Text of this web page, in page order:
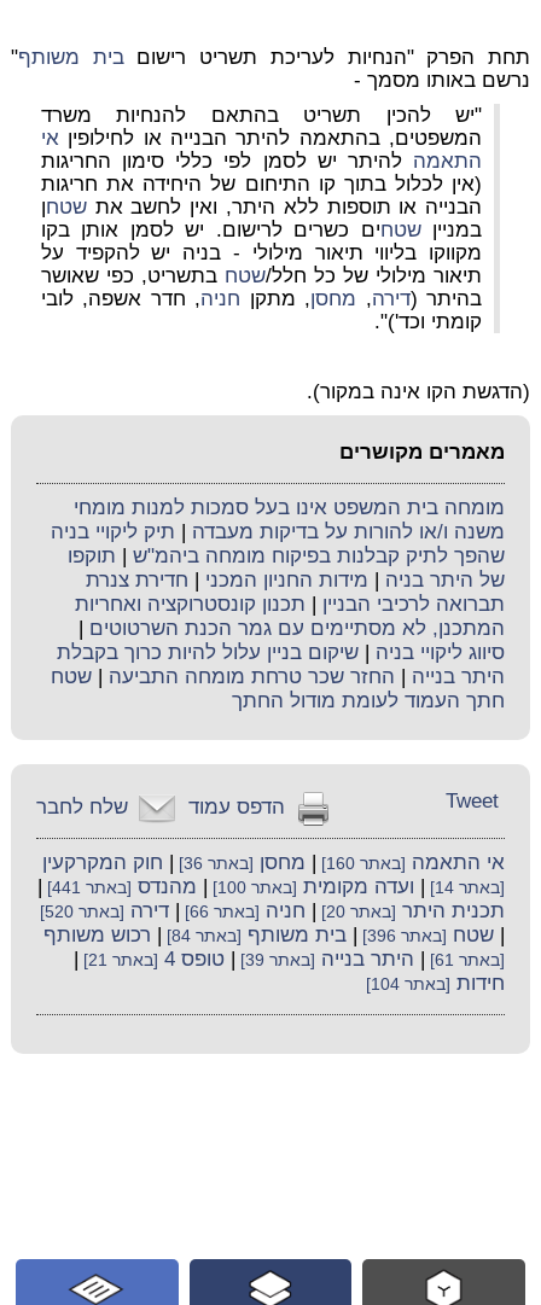
תחת הפרק "הנחיות לעריכת תשריט רישוםבית משותף"
נרשם באותו מסמך -
"יש להכין תשריט בהתאם להנחיות משרד
המשפטים,בהתאמה להיתר הבנייה או לחילופין אי
התאמה להיתר יש לסמן לפי כללי סימון החריגות
(אין לכלול בתוך קו התיחום של היחידה את חריגות
הבנייה או תוספות ללא היתר, ואין לחשב אתשטחן
במנייןשטחים כשרים לרישום. יש לסמן אותן בקו
מקווקו בליווי תיאור מילולי - בניה יש להקפיד על
תיאור מילולי של כל חלל/שטח בתשריט, כפי שאושר
בהיתר (דירה, מחסן, מתקן חניה, חדר אשפה, לובי
קומתי וכד')".
(הדגשת הקו אינה במקור).
מאמרים מקושרים
מומחה בית המשפט אינו בעל סמכות למנות מומחי
משנה ו/או להורות על בדיקות מעבדה
תיק ליקויי בניה
שהפך לתיק קבלנות בפיקוח מומחה ביהמ"ש
תוקפו
של היתר בניה
מידות החניון המכני
חדירת צנרת
תברואה לרכיבי הבניין
תכנון קונסטרוקציה ואחריות
המתכנן, לא מסתיימים עם גמר הכנת השרטוטים
סיווג ליקויי בניה |שיקום בניין עלול להיות כרוך בקבלת
היתר בנייה
החזר שכר טרחת מומחה התביעה |שטח
חתך העמוד לעומת מודול החתך
שלח לחבר הדפס עמוד Tweet
אי התאמה [באתר 160] מחסן [באתר 36] חוק המקרקעין
[באתר 14] ועדה מקומית [באתר 100] מהנדס [באתר 441]
תכנית היתר [באתר 20] חניה [באתר 66] |דירה [באתר 520]
|שטח [באתר 396] |בית משותף [באתר 84] רכוש משותף
[באתר 61] היתר בנייה [באתר 39] |טופס 4 [באתר 21]
חידות [באתר 104]